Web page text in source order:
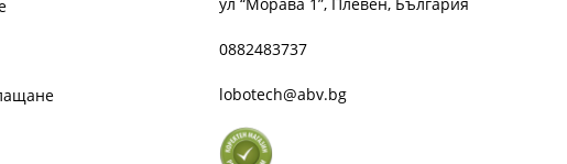
0882483737
lobotech@abv.bg